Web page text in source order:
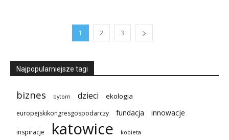
1 2 3
Najpopularniejsze tagi
biznes bytom dzieci ekologia
europejskikongresgospodarczy fundacja innowacje
inspiracje katowice kobieta